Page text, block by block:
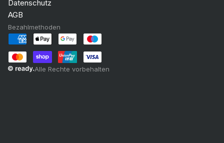
Datenschutz
AGB
Bezahlmethoden
Alle Rechte vorbehalten